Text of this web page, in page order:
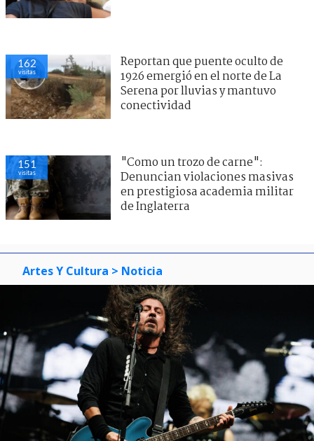
162
visitas
Reportan que puente oculto de
1926 emergió en el norte de La
Serena por lluvias y mantuvo
conectividad
151
visitas
"Como un trozo de carne":
Denuncian violaciones masivas
en prestigiosa academia militar
de Inglaterra
Artes Y Cultura > Noticia